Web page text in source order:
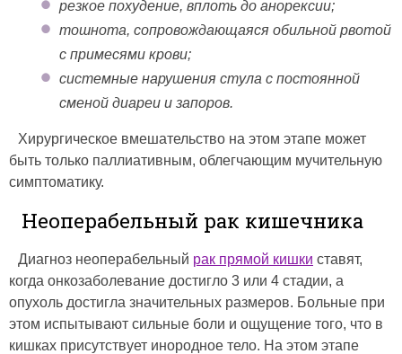
резкое похудение, вплоть до анорексии;
тошнота, сопровождающаяся обильной рвотой
с примесями крови;
системные нарушения стула с постоянной
сменой диареи и запоров.
Хирургическое вмешательство на этом этапе может
быть только паллиативным, облегчающим мучительную
симптоматику.
Неоперабельный рак кишечника
Диагноз неоперабельный рак прямой кишки ставят,
когда онкозаболевание достигло 3 или 4 стадии, а
опухоль достигла значительных размеров. Больные при
этом испытывают сильные боли и ощущение того, что в
кишках присутствует инородное тело. На этом этапе